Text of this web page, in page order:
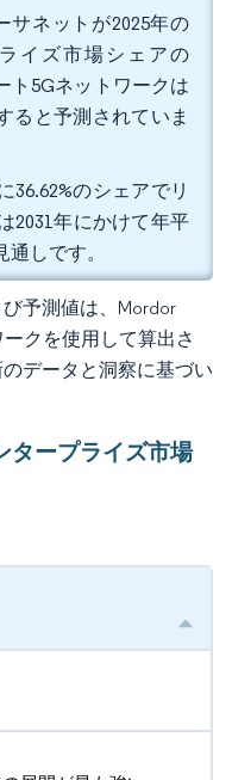
サネットが2025年の
イズ市場シェアの
ト5Gネットワークは
ると予測されていま
36.62%のシェアでリ
2031年にかけて年平
しです。
予測値は、Mordor
クを使用して算出さ
データと洞察に基づい
タープライズ市場